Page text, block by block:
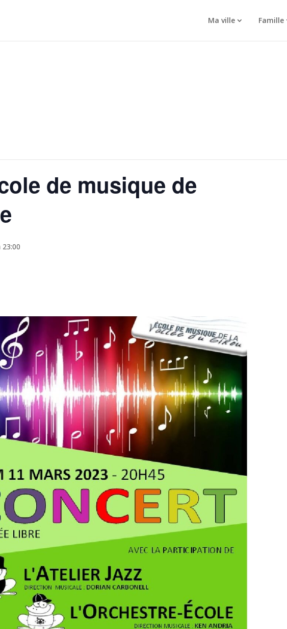
Ma ville Famille
de musique de
23:00